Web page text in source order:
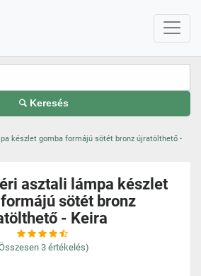
Keresés
készlet gomba formájú sötét bronz újratölthető -
asztali lámpa készlet
sötét bronz
- Keira
3 értékelés)